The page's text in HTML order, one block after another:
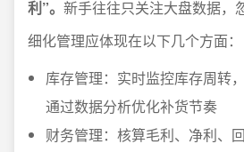
利”。 新手往往只关注大盘数据，
细化管理应体现在以下几个方面：
库存管理：实时监控库存周转
通过数据分析优化补货节奏
财务管理：核算毛利、净利、